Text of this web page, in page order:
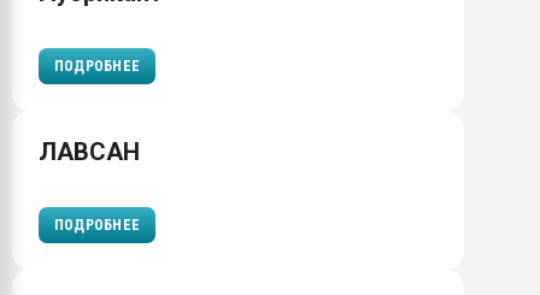
ПОДРОБНЕЕ
ЛАВСАН
ПОДРОБНЕЕ